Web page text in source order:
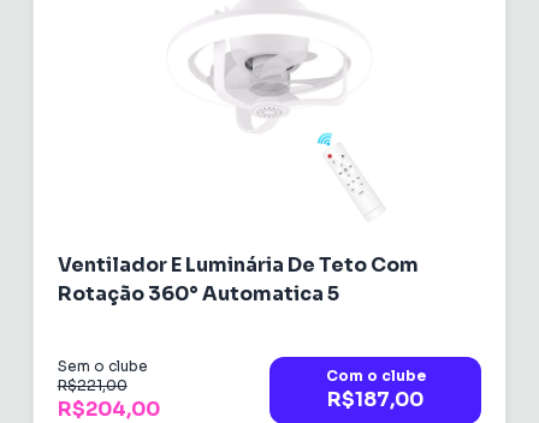
Ventilador E Luminária De Teto Com
Rotação 360° Automatica 5
Sem o clube
R$221,00
R$204,00
Com o clube
R$187,00